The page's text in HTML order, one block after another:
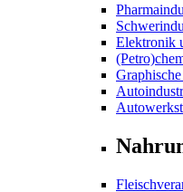
Elektronik